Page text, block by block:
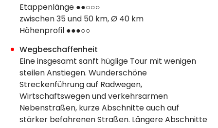
Etappenlänge ●●○○○
zwischen 35 und 50 km, Ø 40 km
Höhenprofil ●●●○○
Wegbeschaffenheit
Eine insgesamt sanft hüglige Tour mit wenigen
steilen Anstiegen. Wunderschöne
Streckenführung auf Radwegen,
Wirtschaftswegen und verkehrsarmen
Nebenstraßen, kurze Abschnitte auch auf
stärker befahrenen Straßen. Längere Abschnitte